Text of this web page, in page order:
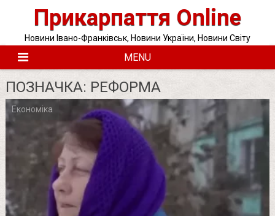
Прикарпаття Online
Новини Івано-Франківськ, Новини України, Новини Світу
MENU
ПОЗНАЧКА: РЕФОРМА
Економіка
Posts
pagination